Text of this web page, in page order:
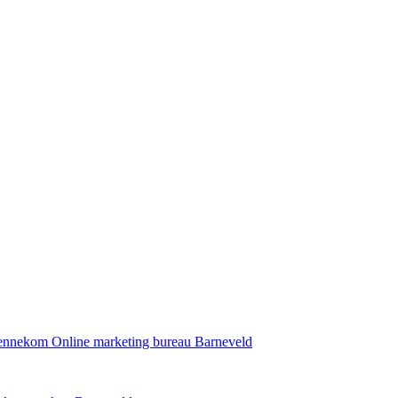
Online marketing bureau Barneveld